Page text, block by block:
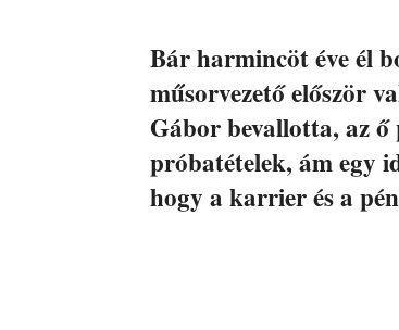
Bár harmincöt éve él
műsorvezető először
Gábor bevallotta, az
próbatételek, ám egy
hogy a karrier és a